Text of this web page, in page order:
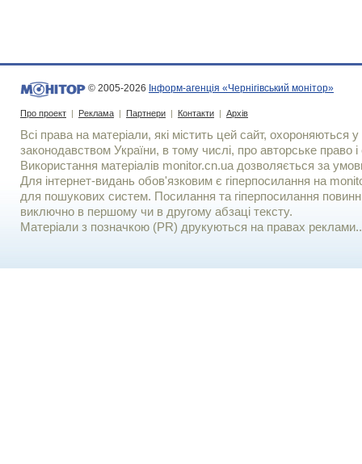
© 2005-2026 Інформ-агенція «Чернігівський монітор»
Про проект | Реклама | Партнери | Контакти | Архів
Всі права на матеріали, які містить цей сайт, охороняються у
законодавством України, в тому числі, про авторське право і
Використання матерiалiв monitor.cn.ua дозволяється за
Для iнтернет-видань обов'язковим є гiперпосилання на
для пошукових систем. Посилання та гіперпосилання
виключно в першому чи в другому абзаці тексту.
Матеріали з позначкою (PR) друкуються на правах реклами..